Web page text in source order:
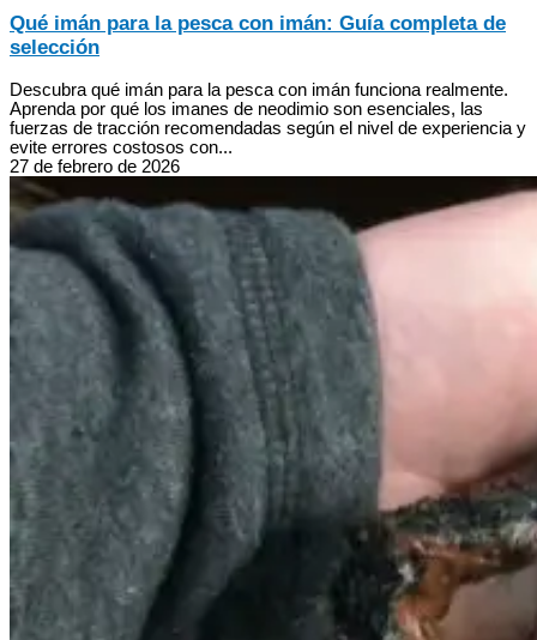
Qué imán para la pesca con imán: Guía completa de
selección
Descubra qué imán para la pesca con imán funciona realmente.
Aprenda por qué los imanes de neodimio son esenciales, las
fuerzas de tracción recomendadas según el nivel de experiencia y
evite errores costosos con...
27 de febrero de 2026